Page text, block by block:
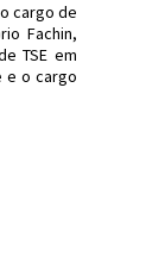
cargo de
Fachin,
TSE em
e o cargo